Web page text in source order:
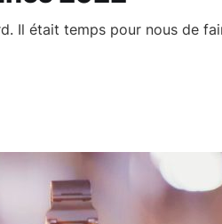
Il était temps pour nous de